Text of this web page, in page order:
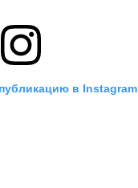
в Instagram